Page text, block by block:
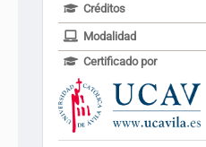
Créditos
Modalidad
Certificado por